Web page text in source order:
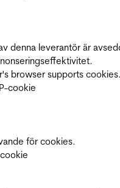
denna leverantör är
browser supports
cookie
för cookies.